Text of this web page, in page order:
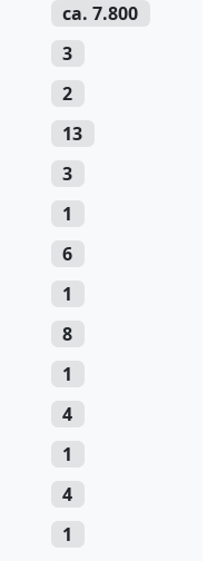
ca. 7.800
3
2
13
3
1
6
1
8
1
4
1
4
1